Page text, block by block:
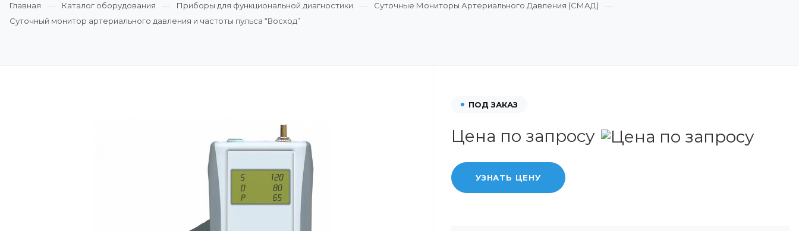
Главная Каталог оборудования Приборы для функциональной диагностики
Суточные Мониторы Артериального Давления (СМАД)
Суточный монитор артериального давления и частоты пульса “Восход”
ПОД ЗАКАЗ
Цена по запросу
УЗНАТЬ ЦЕНУ